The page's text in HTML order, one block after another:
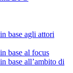
base agli attori
base al focus
base all’ambito di